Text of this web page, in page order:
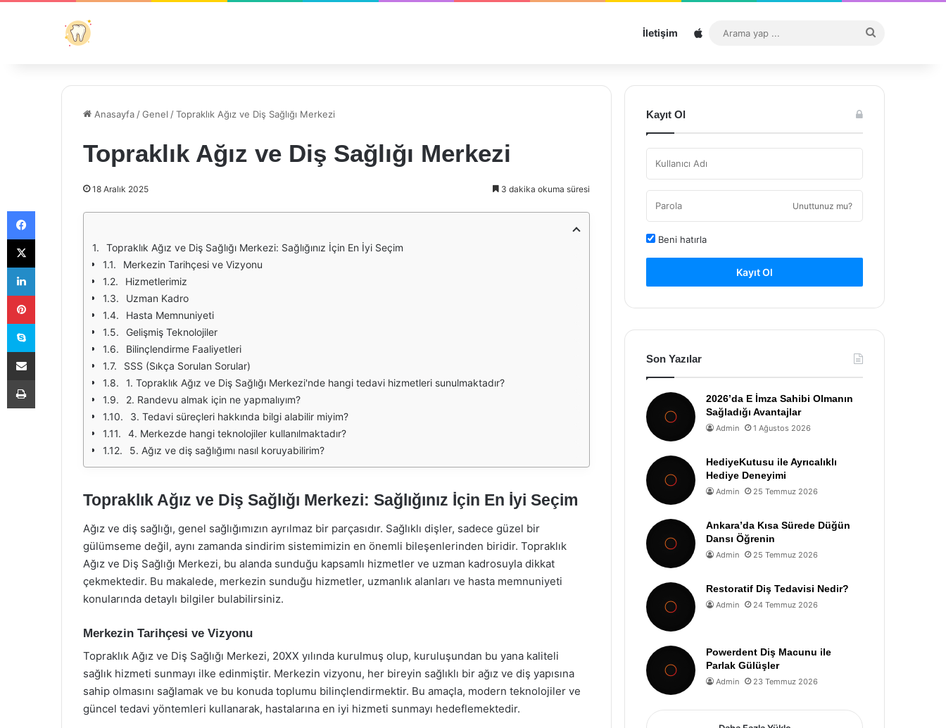
İletişim Sitemap
...
Anasayfa /Genel /Topraklık Ağız ve Diş Sağlığı Merkezi
Topraklık Ağız ve Diş Sağlığı Merkezi
18 Aralık 2025 3 dakika okuma süresi
Topraklık Ağız ve Diş Sağlığı Merkezi: Sağlığınız İçin En İyi Seçim
Merkezin Tarihçesi ve Vizyonu
Hizmetlerimiz
Uzman Kadro
Hasta Memnuniyeti
Gelişmiş Teknolojiler
Bilinçlendirme Faaliyetleri
SSS (Sıkça Sorulan Sorular)
1. Topraklık Ağız ve Diş Sağlığı Merkezi'nde hangi tedavi hizmetleri sunulmaktadır?
2. Randevu almak için ne yapmalıyım?
3. Tedavi süreçleri hakkında bilgi alabilir miyim?
4. Merkezde hangi teknolojiler kullanılmaktadır?
5. Ağız ve diş sağlığımı nasıl koruyabilirim?
Topraklık Ağız ve Diş Sağlığı Merkezi: Sağlığınız İçin En İyi Seçim
Ağız ve diş sağlığı, genel sağlığımızın ayrılmaz bir parçasıdır. Sağlıklı dişler, sadece güzel bir
gülümseme değil, aynı zamanda sindirim sistemimizin en önemli bileşenlerinden biridir. Topraklık
Ağız ve Diş Sağlığı Merkezi, bu alanda sunduğu kapsamlı hizmetler ve uzman kadrosuyla dikkat
çekmektedir. Bu makalede, merkezin sunduğu hizmetler, uzmanlık alanları ve hasta memnuniyeti
konularında detaylı bilgiler bulabilirsiniz.
Merkezin Tarihçesi ve Vizyonu
Topraklık Ağız ve Diş Sağlığı Merkezi, 20XX yılında kurulmuş olup, kuruluşundan bu yana kaliteli
sağlık hizmeti sunmayı ilke edinmiştir. Merkezin vizyonu, her bireyin sağlıklı bir ağız ve diş yapısına
sahip olmasını sağlamak ve bu konuda toplumu bilinçlendirmektir. Bu amaçla, modern teknolojiler ve
güncel tedavi yöntemleri kullanarak, hastalarına en iyi hizmeti sunmayı hedeflemektedir.
Kayıt Ol
Unuttunuz mu?
Beni hatırla
Kayıt Ol
Son Yazılar
2026’da E İmza Sahibi Olmanın
Sağladığı Avantajlar
Admin 1 Ağustos 2026
HediyeKutusu ile Ayrıcalıklı
Hediye Deneyimi
Admin 25 Temmuz 2026
Ankara’da Kısa Sürede Düğün
Dansı Öğrenin
Admin 25 Temmuz 2026
Restoratif Diş Tedavisi Nedir?
Admin 24 Temmuz 2026
Powerdent Diş Macunu ile
Parlak Gülüşler
Admin 23 Temmuz 2026
Facebook
X
LinkedIn
Pinterest
Skype
E-Posta ile paylaş